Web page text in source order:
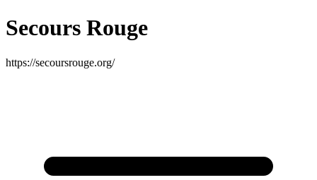
Secours Rouge
https://secoursrouge.org/